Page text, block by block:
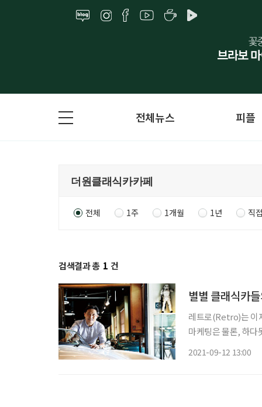
전체뉴스 피플
전체 1주 1개월 1년 직
검색결과 총 1 건
별별 클래식카
레트로(Retro)는 이
마케팅은 물론, 하다
2021-09-12 13:00